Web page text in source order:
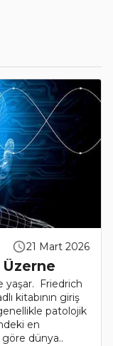
21 Mart 2026
yaşar. Friedrich
kitabının giriş
patolojik
en
dünya..